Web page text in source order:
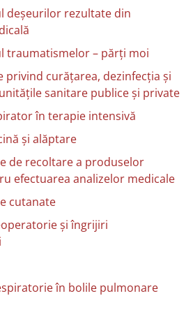
deșeurilor rezultate din
traumatismelor – părți moi
privind curățarea, dezinfecția și
sanitare publice și private
în terapie intensivă
și alăptare
de recoltare a produselor
efectuarea analizelor medicale
cutanate
și îngrijiri
în bolile pulmonare